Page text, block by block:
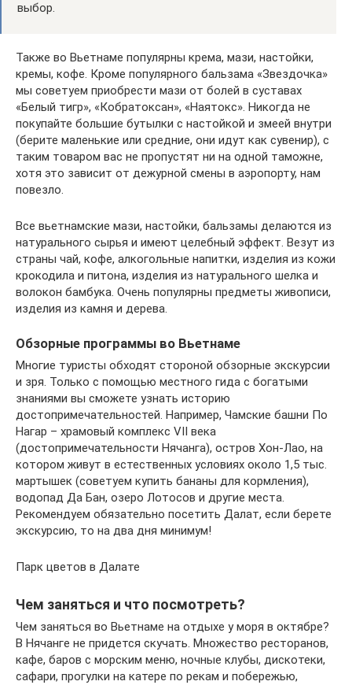
выбор.
Также во Вьетнаме популярны крема, мази, настойки,
кремы, кофе. Кроме популярного бальзама «Звездочка»
мы советуем приобрести мази от болей в суставах
«Белый тигр», «Кобратоксан», «Наятокс». Никогда не
покупайте большие бутылки с настойкой и змеей внутри
(берите маленькие или средние, они идут как сувенир), с
таким товаром вас не пропустят ни на одной таможне,
хотя это зависит от дежурной смены в аэропорту, нам
повезло.
Все вьетнамские мази, настойки, бальзамы делаются из
натурального сырья и имеют целебный эффект. Везут из
страны чай, кофе, алкогольные напитки, изделия из кожи
крокодила и питона, изделия из натурального шелка и
волокон бамбука. Очень популярны предметы живописи,
изделия из камня и дерева.
Обзорные программы во Вьетнаме
Многие туристы обходят стороной обзорные экскурсии
и зря. Только с помощью местного гида с богатыми
знаниями вы сможете узнать историю
достопримечательностей. Например, Чамские башни По
Нагар – храмовый комплекс VII века
(достопримечательности Нячанга), остров Хон-Лао, на
котором живут в естественных условиях около 1,5 тыс.
мартышек (советуем купить бананы для кормления),
водопад Да Бан, озеро Лотосов и другие места.
Рекомендуем обязательно посетить Далат, если берете
экскурсию, то на два дня минимум!
Парк цветов в Далате
Чем заняться и что посмотреть?
Чем заняться во Вьетнаме на отдыхе у моря в октябре?
В Нячанге не придется скучать. Множество ресторанов,
кафе, баров с морским меню, ночные клубы, дискотеки,
сафари, прогулки на катере по рекам и побережью,